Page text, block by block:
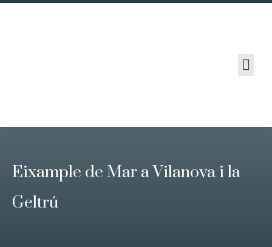
Eixample de Mar a Vilanova i la
Geltrú